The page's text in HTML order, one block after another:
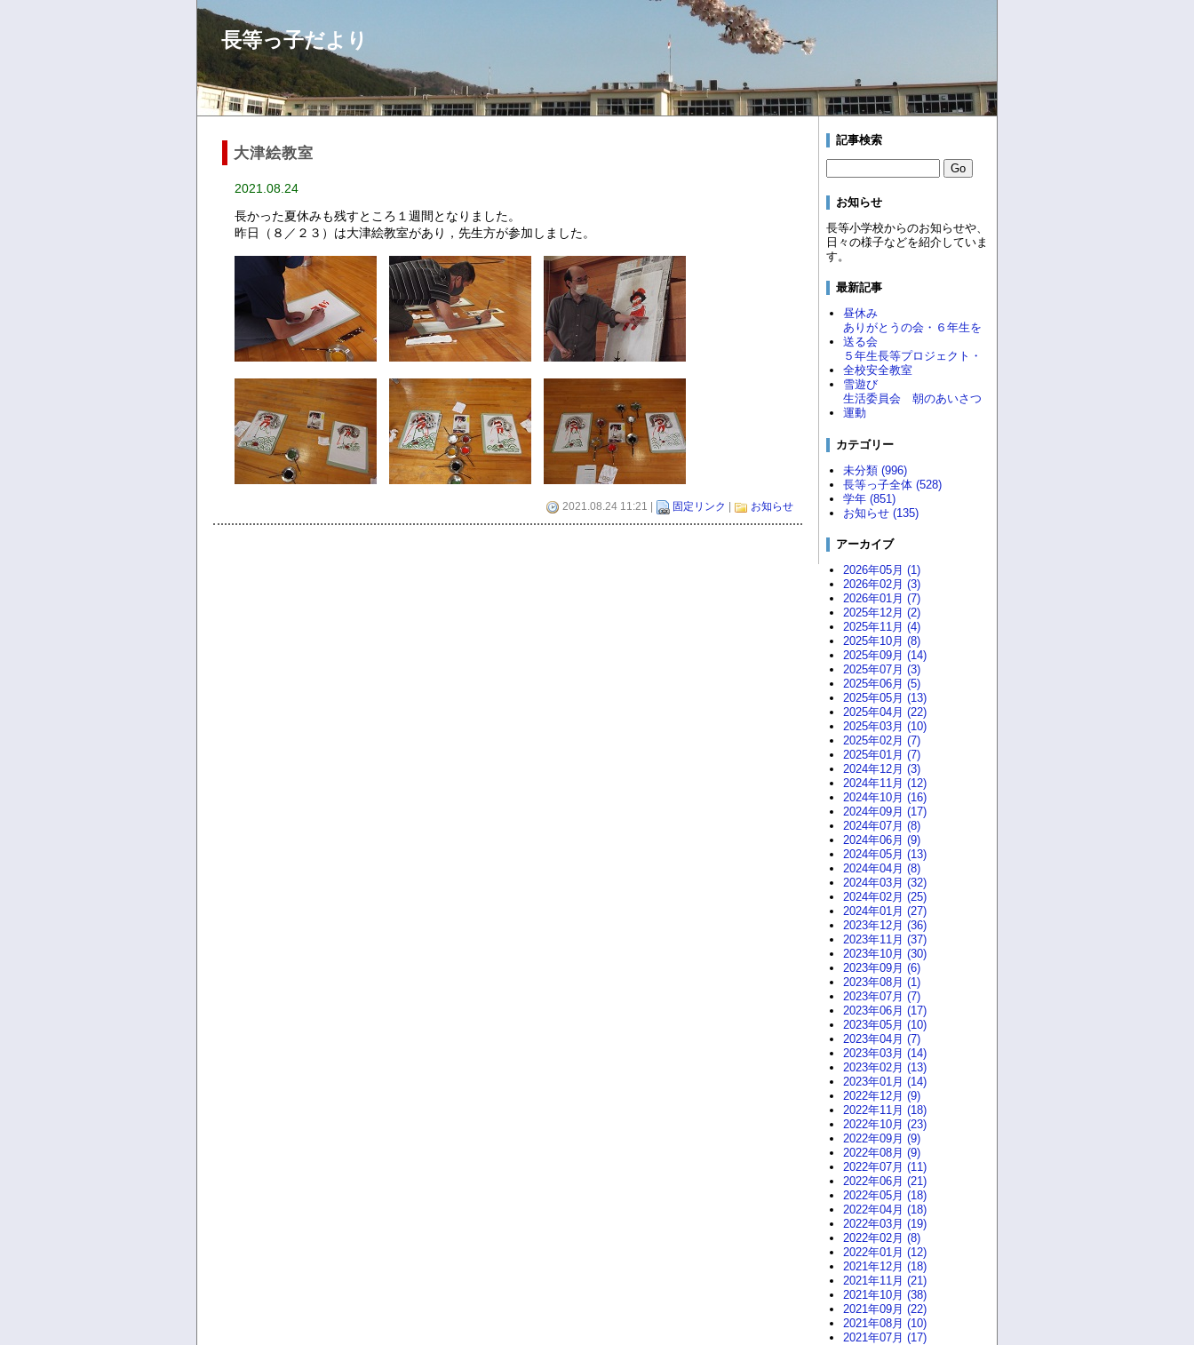
長等っ子だより
大津絵教室
2021.08.24
長かった夏休みも残すところ１週間となりました。
昨日（８／２３）は大津絵教室があり，先生方が参加しました。
2021.08.24 11:21 | 固定リンク お知らせ
記事検索
お知らせ
長等小学校からのお知らせや、
日々の様子などを紹介していま
す。
最新記事
昼休み
ありがとうの会・６年生を
送る会
５年生長等プロジェクト・
全校安全教室
雪遊び
生活委員会 朝のあいさつ
運動
カテゴリー
未分類 (996)
長等っ子全体 (528)
学年 (851)
お知らせ (135)
アーカイブ
2026年05月 (1)
2026年02月 (3)
2026年01月 (7)
2025年12月 (2)
2025年11月 (4)
2025年10月 (8)
2025年09月 (14)
2025年07月 (3)
2025年06月 (5)
2025年05月 (13)
2025年04月 (22)
2025年03月 (10)
2025年02月 (7)
2025年01月 (7)
2024年12月 (3)
2024年11月 (12)
2024年10月 (16)
2024年09月 (17)
2024年07月 (8)
2024年06月 (9)
2024年05月 (13)
2024年04月 (8)
2024年03月 (32)
2024年02月 (25)
2024年01月 (27)
2023年12月 (36)
2023年11月 (37)
2023年10月 (30)
2023年09月 (6)
2023年08月 (1)
2023年07月 (7)
2023年06月 (17)
2023年05月 (10)
2023年04月 (7)
2023年03月 (14)
2023年02月 (13)
2023年01月 (14)
2022年12月 (9)
2022年11月 (18)
2022年10月 (23)
2022年09月 (9)
2022年08月 (9)
2022年07月 (11)
2022年06月 (21)
2022年05月 (18)
2022年04月 (18)
2022年03月 (19)
2022年02月 (8)
2022年01月 (12)
2021年12月 (18)
2021年11月 (21)
2021年10月 (38)
2021年09月 (22)
2021年08月 (10)
2021年07月 (17)